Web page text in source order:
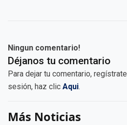
Ningun comentario!
Déjanos tu comentario
Para dejar tu comentario, regístrate
sesión, haz clic Aqui.
Más Noticias